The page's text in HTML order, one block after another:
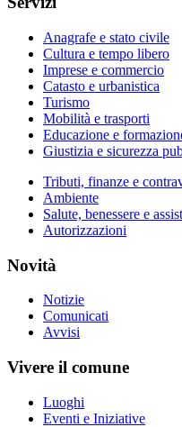
Anagrafe e stato civile
Cultura e tempo libero
Imprese e commercio
Catasto e urbanistica
Turismo
Mobilità e trasporti
Educazione e
Giustizia e sicurezza
Tributi, finanze e
Ambiente
Salute, benessere e
Autorizzazioni
Novità
Notizie
Comunicati
Avvisi
Vivere il comune
Luoghi
Eventi e Iniziative